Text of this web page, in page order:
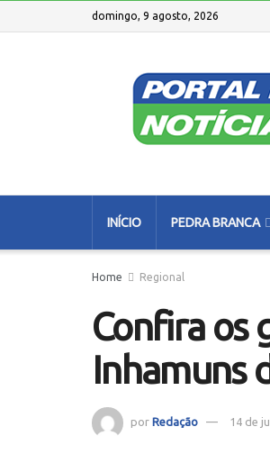
domingo, 9 agosto, 2026
INÍCIO PEDRA BRANCA
Home Regional
Confira os
Inhamuns
por Redação 14 de